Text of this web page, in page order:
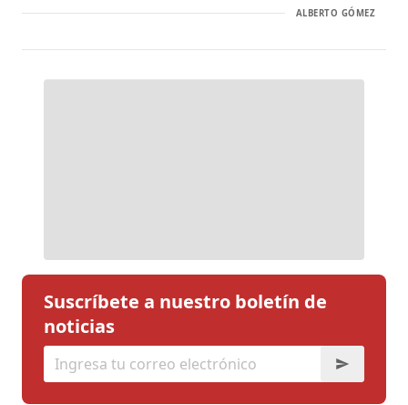
ALBERTO GÓMEZ
Suscríbete a nuestro boletín de
noticias